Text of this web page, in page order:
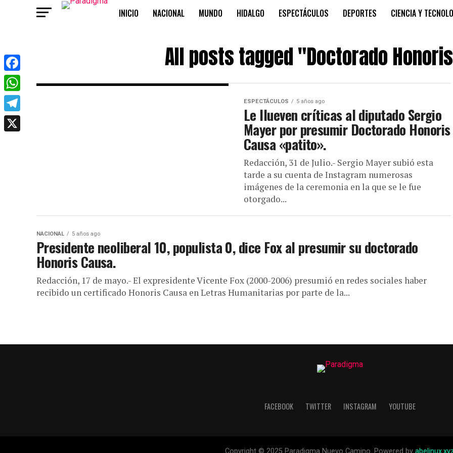
INICIO NACIONAL MUNDO HIDALGO ESPECTÁCULOS DEPORTES CIENCIA Y
All posts tagged "Doctorado
ESPECTÁCULOS 5 años ago
Le llueven críticas al diputado Sergio
Mayer por presumir Doctorado Honoris
Causa «patito».
Redacción, 31 de Julio.- Sergio Mayer subió esta
tarde a su cuenta de Instagram numerosas
imágenes de la ceremonia en la que se le fue
otorgado...
NACIONAL 5 años ago
Presidente neoliberal 10, populista 0, dice Fox al presumir su doctorado
Honoris Causa.
Redacción, 17 de mayo.- El expresidente Vicente Fox (2000-2006) presumió en redes sociales haber
recibido un certificado Honoris Causa en Letras Humanitarias por parte de la...
FACEBOOK TWITTER INSTAGRAM YOUTUBE
Copyright © 2025 Paradigma Nuevo Camino. Powered by
Facebook
WhatsApp
Telegram